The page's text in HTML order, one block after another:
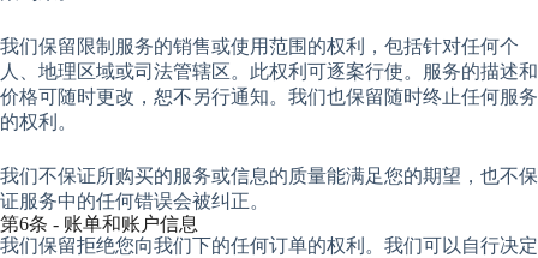
我们保留限制服务的销售或使用范围的权利，包括针对任何个
人、地理区域或司法管辖区。此权利可逐案行使。服务的描述和
价格可随时更改，恕不另行通知。我们也保留随时终止任何服务
的权利。
我们不保证所购买的服务或信息的质量能满足您的期望，也不保
证服务中的任何错误会被纠正。
第6条 - 账单和账户信息
我们保留拒绝您向我们下的任何订单的权利。我们可以自行决定